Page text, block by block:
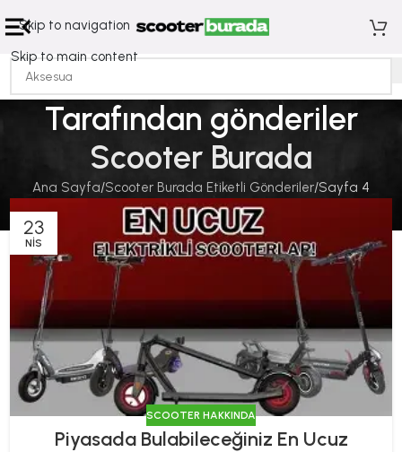
Skip to navigation
Skip to main content
Tarafından gönderiler
Scooter Burada
Ana Sayfa Scooter Burada Etiketli Gönderiler Sayfa 4
23
NIS
SCOOTER HAKKINDA
Piyasada Bulabileceğiniz En Ucuz